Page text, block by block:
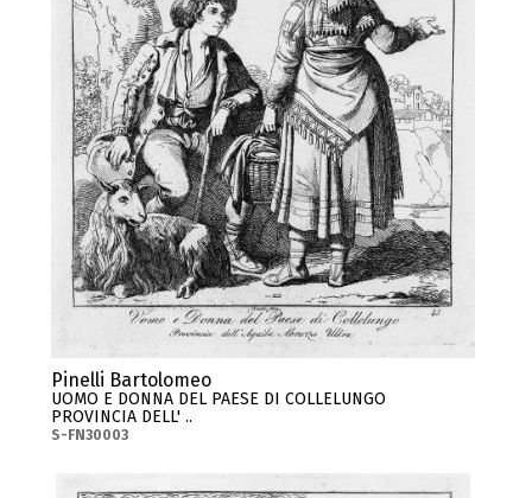
Pinelli Bartolomeo
UOMO E DONNA DEL PAESE DI COLLELUNGO
PROVINCIA DELL' ..
S-FN30003